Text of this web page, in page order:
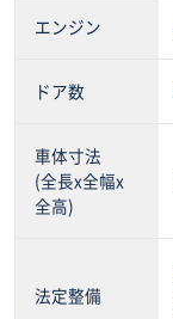
エンジン
ドア数
車体寸法
(全長x全幅x
全高)
法定整備